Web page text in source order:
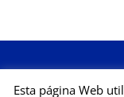
Esta página Web